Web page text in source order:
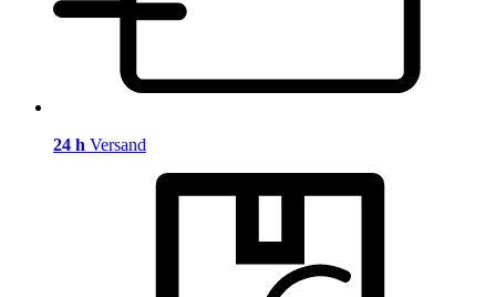
24 h Versand